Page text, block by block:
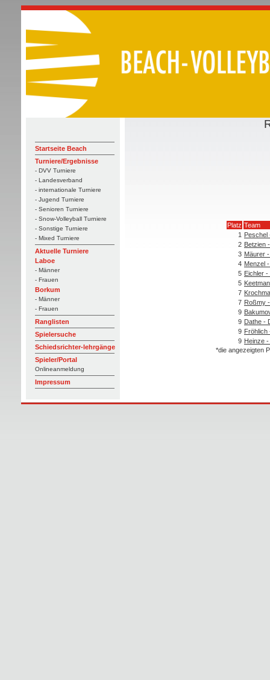
Startseite Beach
Turniere/Ergebnisse
- DVV Turniere
- Landesverband
- internationale Turniere
- Jugend Turniere
- Senioren Turniere
- Snow-Volleyball Turniere
- Sonstige Turniere
- Mixed Turniere
Aktuelle Turniere
Laboe
- Männer
- Frauen
Borkum
- Männer
- Frauen
Ranglisten
Spielersuche
Schiedsrichter-lehrgänge
Spieler/Portal
Onlineanmeldung
Impressum
Platz Team
1 Peschel
2 Betzien
3 Mäurer
4 Menzel
5 Eichler -
5
7
7 Roßmy
9
9 Dathe -
9 Fröhlich
9 Heinze
*die angezeigten